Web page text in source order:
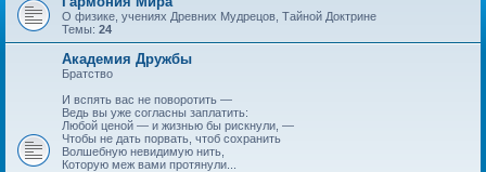
О физике, учениях Древних Мудрецов, Тайной Доктрине
Темы: 24
Академия Дружбы
Братство
И вспять вас не поворотить —
Ведь вы уже согласны заплатить:
Любой ценой — и жизнью бы рискнули, —
Чтобы не дать порвать, чтоб сохранить
Волшебную невидимую нить,
Которую меж вами протянули...